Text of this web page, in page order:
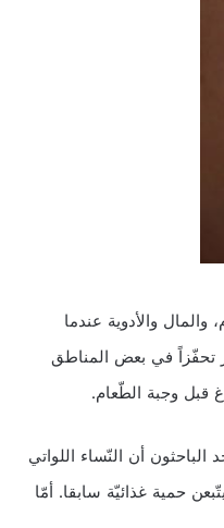
والأدوية عندما
تحفّزاً في بعض المناطق
قبل وجبة الطّعام.
أن النّساء اللواتي
حمية غذائيّة سابقا. أمّا